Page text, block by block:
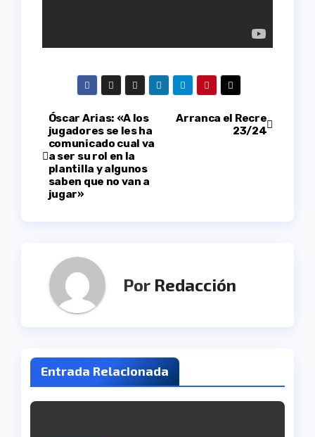
Navegación
de
entradas
Arranca el Recre
23/24
Óscar Arias: «A los
jugadores se les ha
comunicado cual va
a ser su rol en la
plantilla y algunos
saben que no van a
jugar»
Por Redacción
Entrada Relacionada